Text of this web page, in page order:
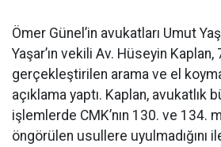
Ömer Günel’in avukatları Umut
Yaşar’ın vekili Av. Hüseyin
gerçekleştirilen arama ve el
açıklama yaptı. Kaplan, avukatlık
işlemlerde CMK’nın 130. ve 134.
öngörülen usullere uyulmadığını